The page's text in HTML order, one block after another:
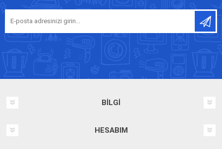
BILGI
HESABIM